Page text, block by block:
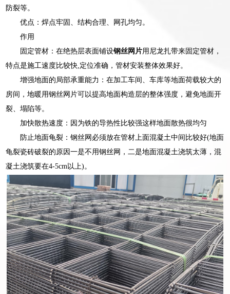
防裂等。
优点：焊点牢固、结构合理、网孔均匀。
作用
固定管材：在绝热层表面铺设钢丝网片用尼龙扎带来固定管材，
特点是施工速度比较快,定位准确，管材安装整体效果好。
增强地面的局部承重能力：在加工车间、车库等地面荷载较大的
房间，地暖用钢丝网片可以提高地面构造层的整体强度，避免地面开
裂、塌陷等。
加快散热速度：因为铁的导热性比较强这样地面散热很均匀
防止地面龟裂：钢丝网必须放在管材上面混凝土中间比较好(地面
龟裂瓷砖破裂的原因一是不用钢丝网，二是地面混凝土浇筑太薄，混
凝土浇筑要在4-5cm以上)。